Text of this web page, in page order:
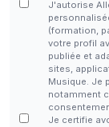
J'autorise
(formation,
votre profil
publiée et
sites,
Musique. Je
notamment
Je certifie